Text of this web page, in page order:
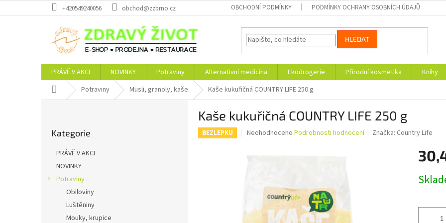
na
+420549240056 obchod@zzbrno.cz OBCHODNÍ PODMÍNKY PODMÍNKY OCHRANY OSOBNÍCH ÚDAJŮ
HLEDAT
PRÁVĚ V AKCI NOVINKY Potraviny Alternativní medicína Ekodrogerie Přírodní kosmetika Knihy
Domů Potraviny Müsli, granoly, kaše Kaše kukuřičná COUNTRY LIFE 250 g
kategorie
Kategorie
PRÁVĚ V AKCI
NOVINKY
Potraviny
Obiloviny
Luštěniny
Mouky, krupice
Kaše kukuřičná COUNTRY LIFE 250 g
BEZLEPKU
Průměrné
hvězdiček.
Neohodnoceno Podrobnosti hodnocení Značka: Country Life
cena: